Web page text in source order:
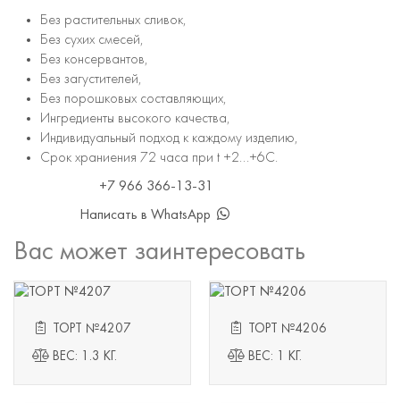
Без растительных сливок,
Без сухих смесей,
Без консервантов,
Без загустителей,
Без порошковых составляющих,
Ингредиенты высокого качества,
Индивидуальный подход к каждому изделию,
Срок храниения 72 часа при t +2...+6С.
+7 966 366-13-31
Написать в WhatsApp
Вас может заинтересовать
ТОРТ №4207
ВЕС: 1.3 КГ.
ТОРТ №4206
ВЕС: 1 КГ.